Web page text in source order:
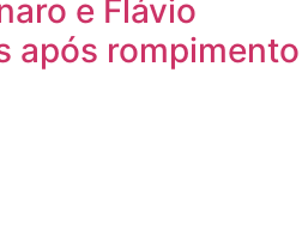
e Flávio
após rompimento